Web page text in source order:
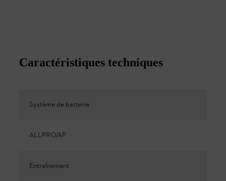
Caractéristiques techniques
Système de batterie
ALLPRO/AP
Entraînement